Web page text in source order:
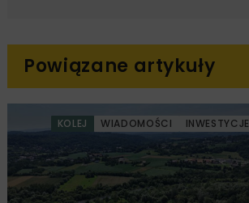
Powiązane artykuły
KOLEJ WIADOMOŚCI INWESTYCJE